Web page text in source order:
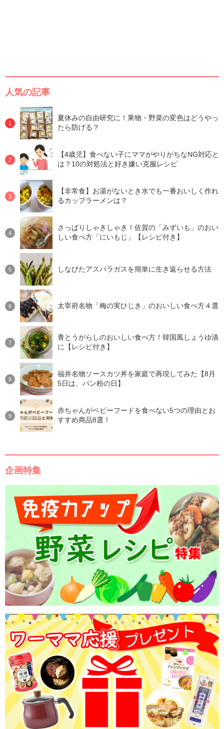
人気の記事
夏休みの自由研究に！果物・野菜の変色はどうやっ
たら防げる？
【4歳児】食べない子にママがやりがちなNG対応と
は？10の対処法と好き嫌い克服レシピ
【非常食】お湯がないとき水でも一番おいしく作れ
るカップラーメンは？
さっぱりしゃきしゃき！佐賀の「みずいも」のおい
しい食べ方「にいもじ」【レシピ付き】
しなびたアスパラガスを簡単に生き返らせる方法
太宰府名物「梅の実ひじき」のおいしい食べ方４選
青とうがらしのおいしい食べ方！韓国風しょうゆ漬
に【レシピ付き】
福井名物ソースカツ丼を家庭で再現してみた【8月
5日は、パン粉の日】
赤ちゃんがベビーフードを食べない5つの理由とお
すすめ商品8選！
企画特集